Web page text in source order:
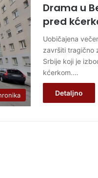
Drama u
pred
Uobičajena
završiti tragično
Srbije koji je
kćerkom.…
Detaljno